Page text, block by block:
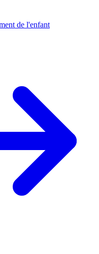
de l'enfant